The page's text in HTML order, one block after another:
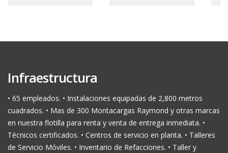
Infraestructura
• 65 empleados. • Instalaciones equipadas de 2,800 metros
cuadrados. • Mas de 300 Montacargas Raymond y otras marcas
en nuestra flotilla para renta y venta de entrega inmediata. •
Técnicos certificados. • Centros de servicio en planta. • Talleres
de Servicio Móviles. • Inventario de Refacciones. • Taller y